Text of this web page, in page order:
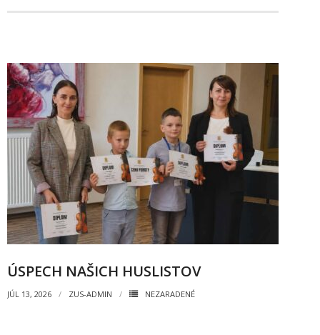
- Súhlas so spracovaním osobných údajov
FAQ
ÚSPECH NAŠICH HUSLISTOV
JÚL 13, 2026 ZUS-ADMIN NEZARADENÉ